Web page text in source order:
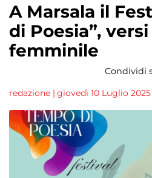
A Marsala il
di Poesia”, versi
femminile
Condividi
redazione | giovedì 10 Luglio